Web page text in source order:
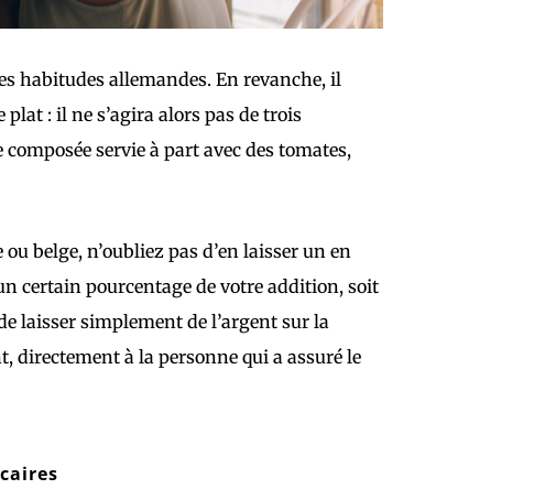
habitudes allemandes. En revanche, il
: il ne s’agira alors pas de trois
servie à part avec des tomates,
belge, n’oubliez pas d’en laisser un en
certain pourcentage de votre addition, soit
laisser simplement de l’argent sur la
directement à la personne qui a assuré le